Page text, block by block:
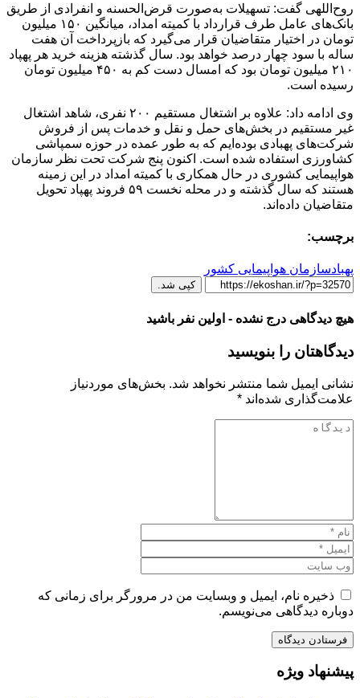
روح‌اللهی گفت: تسهیلات به‌صورت قرض‌الحسنه و انفرادی از طریق
بانک‌های عامل طرف قرارداد با کمیته امداد، میانگین ۱۵۰ میلیون
تومان در اختیار متقاضیان قرار می‌گیرد که بازپرداخت آن هفت
ساله با سود چهار درصد خواهد بود. سال گذشته هزینه خرید هر پهپاد
۲۱۰ میلیون تومان بود که امسال دست کم به ۴۵۰ میلیون تومان
رسیده است.
وی ادامه داد: علاوه بر اشتغال مستقیم ۲۰۰ نفری، شاهد اشتغال
غیر مستقیم در بخش‌های حمل و نقل و خدمات پس از فروش
شرکت‌های پهبادی بوده‌ایم که به طور عمده در حوزه سمپاشی
کشاورزی استفاده شده است. اکنون پنج شرکت تحت نظر سازمان
هواپیمایی کشوری در حال همکاری با کمیته امداد در این زمینه
هستند که سال گذشته و در محله نخست ۵۹ فروند پهپاد تحویل
متقاضیان داده‌اند.
برچسب:
پهبادسازمان هواپیمایی کشور
کپی شد.
هیچ دیدگاهی درج نشده - اولین نفر باشید
دیدگاهتان را بنویسید
نشانی ایمیل شما منتشر نخواهد شد. بخش‌های موردنیاز
علامت‌گذاری شده‌اند *
ذخیره نام، ایمیل و وبسایت من در مرورگر برای زمانی که
دوباره دیدگاهی می‌نویسم.
پیشنهاد ویژه